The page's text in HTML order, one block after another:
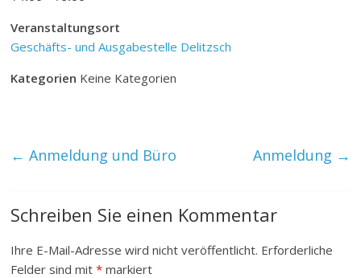
Veranstaltungsort
Geschäfts- und Ausgabestelle Delitzsch
Kategorien Keine Kategorien
← Anmeldung und Büro Anmeldung →
Schreiben Sie einen Kommentar
Ihre E-Mail-Adresse wird nicht veröffentlicht. Erforderliche
Felder sind mit* markiert